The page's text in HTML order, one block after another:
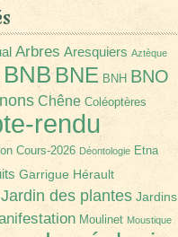
Arbres Aresquiers Aztèque
BNB BNE BNH BNO
Chêne Coléoptères
rendu
Cours-2026 Déontologie Etna
Garrigue Hérault
Jardin des plantes Jardins
Moulinet Moustique